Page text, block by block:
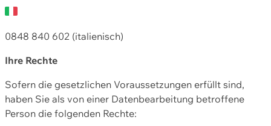
0848 840 602 (italienisch)
Ihre Rechte
Sofern die gesetzlichen Voraussetzungen erfüllt sind,
haben Sie als von einer Datenbearbeitung betroffene
Person die folgenden Rechte: